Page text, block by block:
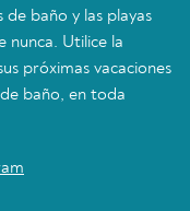
de baño y las playas
nunca. Utilice la
próximas vacaciones
baño, en toda